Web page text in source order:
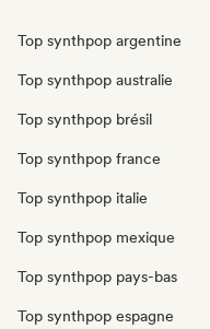
Top synthpop argentine
Top synthpop australie
Top synthpop brésil
Top synthpop france
Top synthpop italie
Top synthpop mexique
Top synthpop pays-bas
Top synthpop espagne